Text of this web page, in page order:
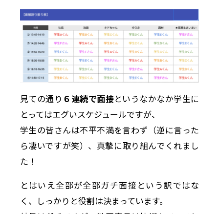
見ての通り ６連続で面接というなかなか学生に
とってはエグいスケジュールですが、
学生の皆さんは不平不満を言わず（逆に言った
ら凄いですが笑）、真摯に取り組んでくれまし
た！
とはいえ全部が全部ガチ面接という訳ではな
く、しっかりと役割は決まっています。